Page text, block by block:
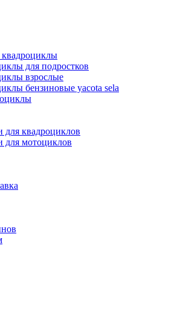
квадроциклы
для подростков
взрослые
бензиновые yacota sela
для квадроциклов
для мотоциклов